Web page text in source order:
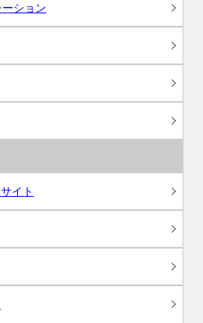
ション
イト